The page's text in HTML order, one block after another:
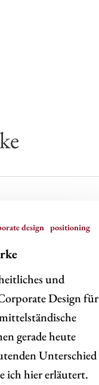
design positioning
und
Design für
gerade heute
Unterschied
ich hier erläutert.